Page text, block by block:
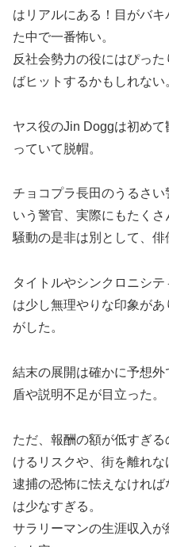
はリアルにある！目がバ
た中で一番怖い。
反社会勢力の役にはぴっ
ばヒットするかもしれない
ヤス役のJin Doggは初め
っていて脱帽。
チョコプラ長田のうるさ
いう警官、実際にもたくさ
騒動の是非は別として、俳
タイトルやシンクロニシ
は少し無理やりな印象が
がした。
結末の展開は確かに予想
盾や説明不足が目立った。
ただ、報酬の額が低すぎ
けるリスクや、街を離れ
逮捕の恐怖に怯えなけれ
は少なすぎる。
サラリーマンの生涯収入